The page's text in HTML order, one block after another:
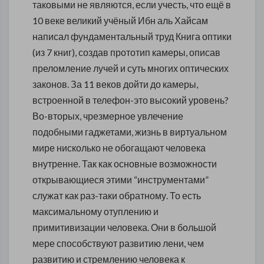
таковыми не являются, если учесть, что ещё в
10 веке великий учёный Ибн аль Хайсам
написал фундаментальный труд Книга оптики
(из 7 книг), создав прототип камеры, описав
преломление лучей и суть многих оптических
законов. За 11 веков дойти до камеры,
встроенной в телефон-это высокий уровень?
Во-вторых, чрезмерное увлечение
подобными гаджетами, жизнь в виртуальном
мире нисколько не обогащают человека
внутренне. Так как основные возможности
открывающиеся этими “инструментами”
служат как раз-таки обратному. То есть
максимальному отуплению и
примитивизации человека. Они в большой
мере способствуют развитию лени, чем
развитию и стремлению человека к